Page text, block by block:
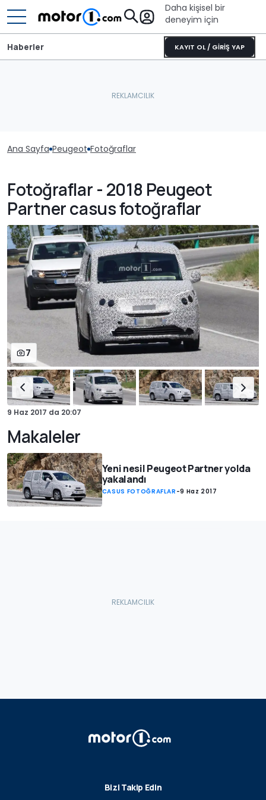
Daha kişisel bir
deneyim için
KAYIT OL / GİRİŞ YAP
Haberler
Ana Sayfa Peugeot Fotoğraflar
Fotoğraflar - 2018 Peugeot
Partner casus fotoğraflar
7
9 Haz 2017 da 20:07
Makaleler
Yeni nesil Peugeot Partner yolda
yakalandı
CASUS FOTOĞRAFLAR -9 Haz 2017
Bizi Takip Edin